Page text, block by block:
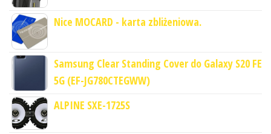
Nice MOCARD - karta zbliżeniowa.
Samsung Clear Standing Cover do Galaxy S20 FE
5G (EF-JG780CTEGWW)
ALPINE SXE-1725S